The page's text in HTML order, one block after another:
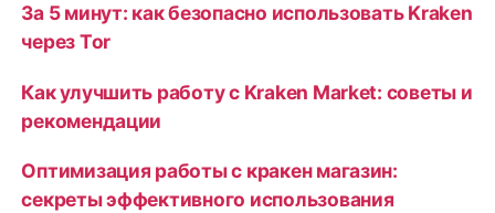
За 5 минут: как безопасно использовать Kraken
через Tor
Как улучшить работу с Kraken Market: советы и
рекомендации
Оптимизация работы с кракен магазин:
секреты эффективного использования